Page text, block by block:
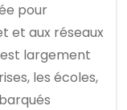
pour
et aux réseaux
est largement
les écoles,